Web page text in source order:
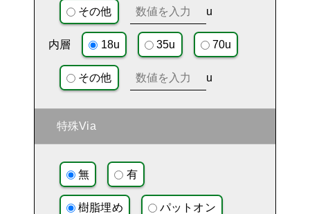
その他 u
内層 18u 35u 70u
その他 u
特殊Via
無 有
樹脂埋め パットオン